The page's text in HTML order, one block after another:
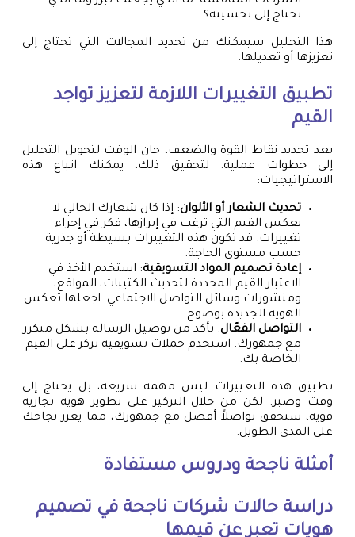
تحتاج إلى تحسينه؟
هذا التحليل سيمكنك من تحديد المجالات التي تحتاج إلى
تعزيزها أو تعديلها.
تطبيق التغييرات اللازمة لتعزيز تواجد
القيم
بعد تحديد نقاط القوة والضعف، حان الوقت لتحويل التحليل
إلى خطوات عملية. لتحقيق ذلك، يمكنك اتباع هذه
الاستراتيجيات:
تحديث الشعار أو الألوان: إذا كان شعارك الحالي لا
يعكس القيم التي ترغب في إبرازها، فكر في إجراء
تغييرات. قد تكون هذه التغييرات بسيطة أو جذرية
حسب مستوى الحاجة.
إعادة تصميم المواد التسويقية: استخدم الأخذ في
الاعتبار القيم المحددة لتحديث الكتيبات، المواقع،
ومنشورات وسائل التواصل الاجتماعي. اجعلها تعكس
الهوية الجديدة بوضوح.
التواصل الفعّال: تأكد من توصيل الرسالة بشكل متكرر
مع جمهورك. استخدم حملات تسويقية تركز على القيم
الخاصة بك.
تطبيق هذه التغييرات ليس مهمة سريعة، بل يحتاج إلى
وقت وصبر. لكن من خلال التركيز على تطوير هوية تجارية
قوية، ستحقق تواصلاً أفضل مع جمهورك، مما يعزز نجاحك
على المدى الطويل.
أمثلة ناجحة ودروس مستفادة
دراسة حالات شركات ناجحة في تصميم
هويات تعبر عن قيمها